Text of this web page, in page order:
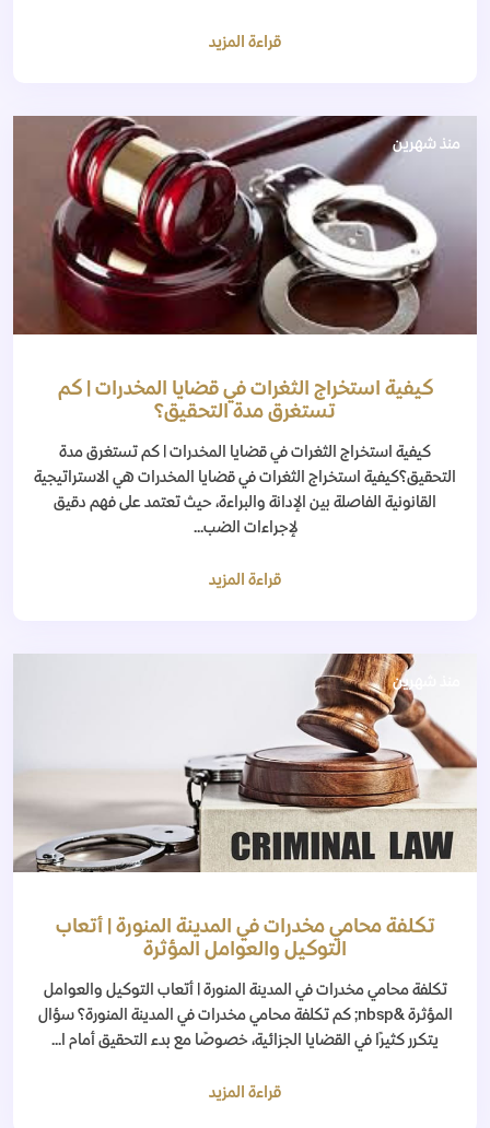
قراءة المزيد
منذ شهرين
كيفية استخراج الثغرات في قضايا المخدرات | كم
تستغرق مدة التحقيق؟
كيفية استخراج الثغرات في قضايا المخدرات | كم تستغرق مدة
التحقيق؟كيفية استخراج الثغرات في قضايا المخدرات هي الاستراتيجية
القانونية الفاصلة بين الإدانة والبراءة، حيث تعتمد على فهم دقيق
لإجراءات الضب...
قراءة المزيد
منذ شهرين
تكلفة محامي مخدرات في المدينة المنورة | أتعاب
التوكيل والعوامل المؤثرة
تكلفة محامي مخدرات في المدينة المنورة | أتعاب التوكيل والعوامل
المؤثرة &nbsp; كم تكلفة محامي مخدرات في المدينة المنورة؟ سؤال
يتكرر كثيرًا في القضايا الجزائية، خصوصًا مع بدء التحقيق أمام ا...
قراءة المزيد